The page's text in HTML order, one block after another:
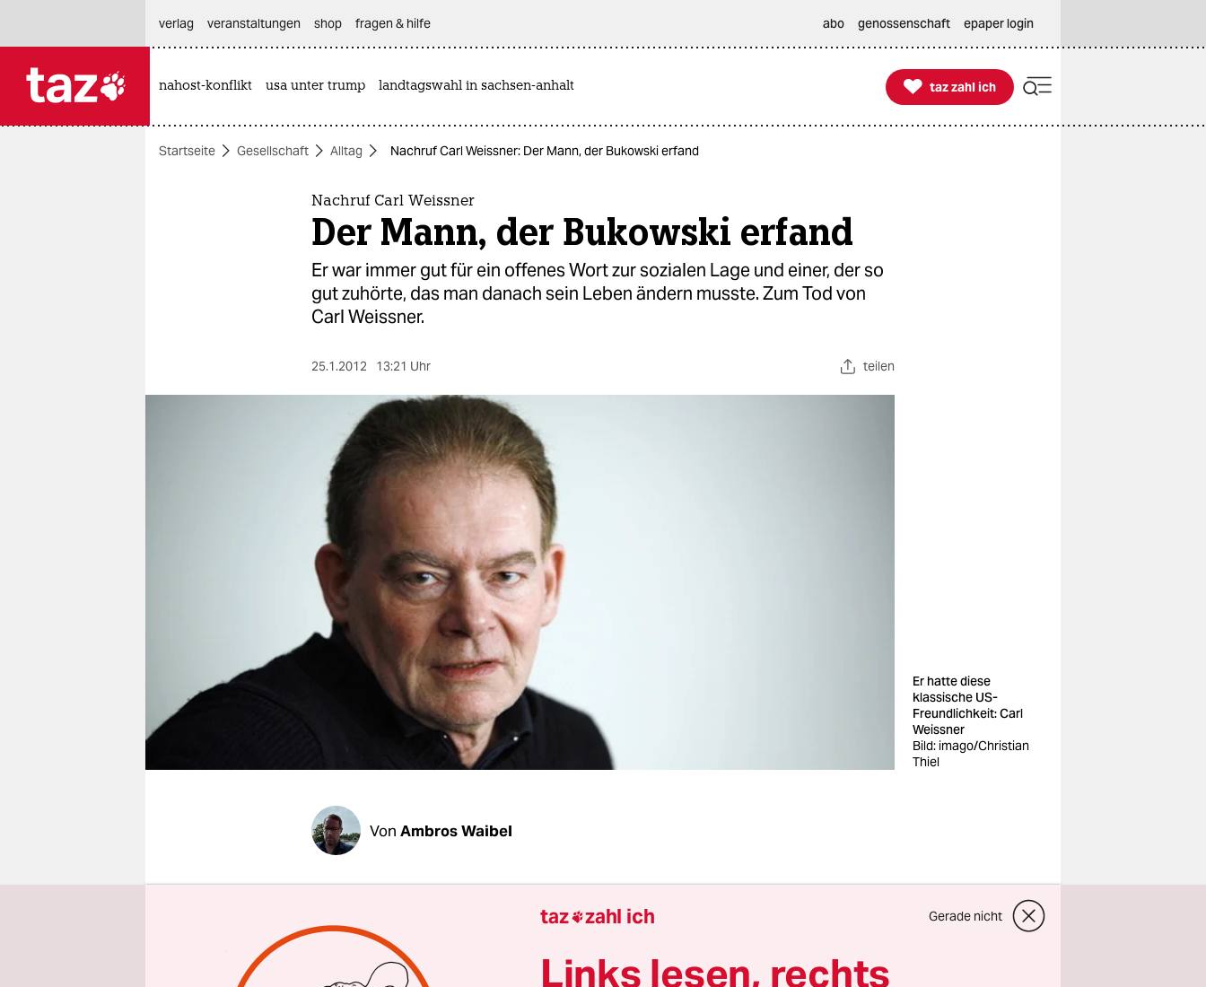
themen
unterstützen
genossenschaft
verlag
veranstaltungen shop fragen & hilfe abo genossenschaft epaper login
nahost-konflikt usa unter trump landtagswahl in sachsen-anhalt 
taz zahl ich
taz zahl ich
Startseite Gesellschaft Alltag Nachruf Carl Weissner: Der Mann, der Bukowski erfand
Nachruf Carl Weissner
Der Mann, der Bukowski erfand
Er war immer gut für ein offenes Wort zur sozialen Lage und einer, der so
gut zuhörte, das man danach sein Leben ändern musste. Zum Tod von
Carl Weissner.
25.1.2012 13:21 Uhr teilen
Er hatte diese
klassische US-
Freundlichkeit: Carl
Weissner
Bild: imago/Christian
Thiel
Von Ambros Waibel
Wenn man Carl Weissner begegnete, kam man sich klein und schwach
vor: an physischer wie künstlerisch-sprachlicher Statur, an
Durchhaltevermögen in langen Nächten des mal fröhlichen mal
erbitterten Trinkens, aber vor allem an schriftstellerischer Haltung.
taz zahl ich Gerade nicht
Links lesen, rechts